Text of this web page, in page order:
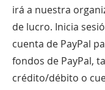
irá a nuestra
de lucro. Inicia
cuenta de PayPal
fondos de PayPal,
crédito/débito o